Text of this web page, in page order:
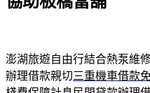
澎湖旅遊自由行結合熱泵維
辦理借款親切三重機車借款